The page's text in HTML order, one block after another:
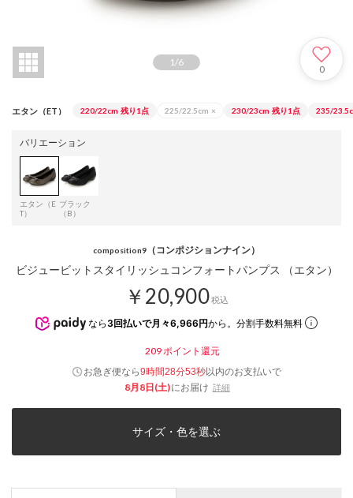
1/6
0
エタン（ET） 220/22cm 残り1点 225/22.5cm × 230/23cm 残り1点 235/
バリエーション
エタン（E
T）
ブラック
（B）
composition9 （コンポジションナイン）
ビジュービットスタイリッシュコンフォートパンプス （エタン）
￥20,900税込
なら 3回払いで月々6,966円から。分割手数料無料
209 ポイント還元
お急ぎ便なら9時間28分53秒以内のお支払いで
8月8日(土)にお届け 詳細
サイズ・色を選ぶ